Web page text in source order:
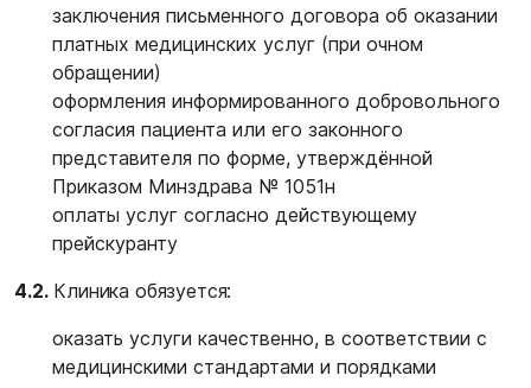
заключения письменного договора об оказании
платных медицинских услуг (при очном
обращении)
оформления информированного добровольного
согласия пациента или его законного
представителя по форме, утверждённой
Приказом Минздрава № 1051н
оплаты услуг согласно действующему
прейскуранту
4.2.Клиника обязуется:
оказать услуги качественно, в соответствии с
медицинскими стандартами и порядками